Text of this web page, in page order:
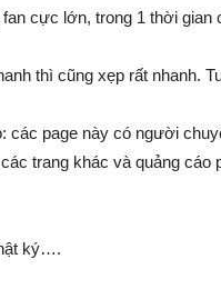
cực lớn, trong 1 thời
thì cũng xẹp rất nhanh.
các page này có người
trang khác và quảng
ký….